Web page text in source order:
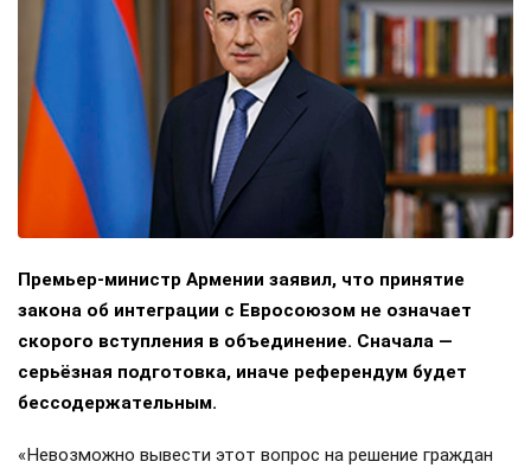
Премьер-министр Армении заявил, что принятие
закона об интеграции с Евросоюзом не означает
скорого вступления в объединение. Сначала —
серьёзная подготовка, иначе референдум будет
бессодержательным.
«Невозможно вывести этот вопрос на решение граждан